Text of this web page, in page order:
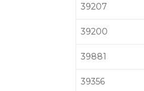
39207
39200
39881
39356